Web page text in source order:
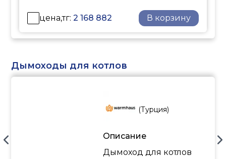
цена,тг:2 168 882 В корзину
Дымоходы для котлов
(Турция)
Описание
Дымоход для котлов